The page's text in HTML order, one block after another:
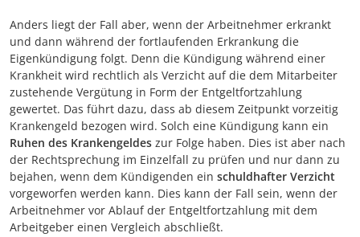
Anders liegt der Fall aber, wenn der Arbeitnehmer erkrankt
und dann während der fortlaufenden Erkrankung die
Eigenkündigung folgt. Denn die Kündigung während einer
Krankheit wird rechtlich als Verzicht auf die dem Mitarbeiter
zustehende Vergütung in Form der Entgeltfortzahlung
gewertet. Das führt dazu, dass ab diesem Zeitpunkt vorzeitig
Krankengeld bezogen wird. Solch eine Kündigung kann ein
Ruhen des Krankengeldes zur Folge haben. Dies ist aber nach
der Rechtsprechung im Einzelfall zu prüfen und nur dann zu
bejahen, wenn dem Kündigenden ein schuldhafter Verzicht
vorgeworfen werden kann. Dies kann der Fall sein, wenn der
Arbeitnehmer vor Ablauf der Entgeltfortzahlung mit dem
Arbeitgeber einen Vergleich abschließt.